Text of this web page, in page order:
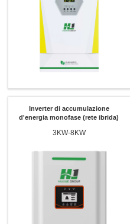
Inverter di accumulazione
d'energia monofase (rete ibrida)
3KW-8KW